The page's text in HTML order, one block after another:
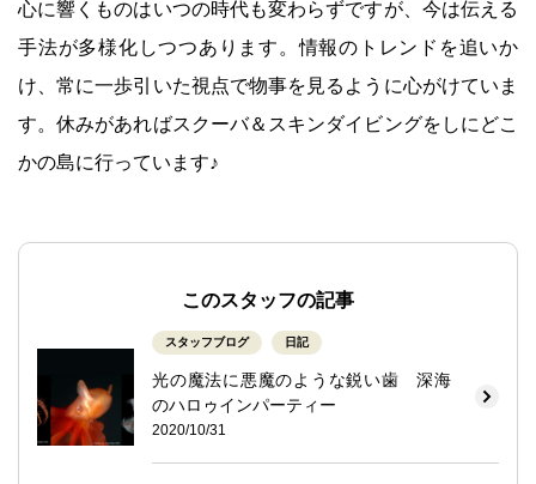
心に響くものはいつの時代も変わらずですが、今は伝える
手法が多様化しつつあります。情報のトレンドを追いか
け、常に一歩引いた視点で物事を見るように心がけていま
す。休みがあればスクーバ＆スキンダイビングをしにどこ
かの島に行っています♪
このスタッフの記事
スタッフブログ 日記
光の魔法に悪魔のような鋭い歯 深海
のハロゥインパーティー
2020/10/31